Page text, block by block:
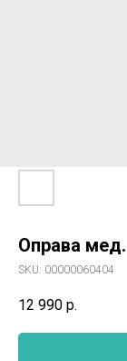
Оправа мед.
SKU: 00000060404
12 990 р.